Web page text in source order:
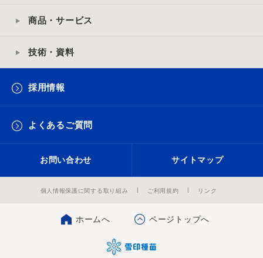
商品・サービス
技術・資料
採用情報
よくあるご質問
お問い合わせ サイトマップ
ホームへ ページトップへ
個人情報保護に関する取り組み ご利用規約 リンク